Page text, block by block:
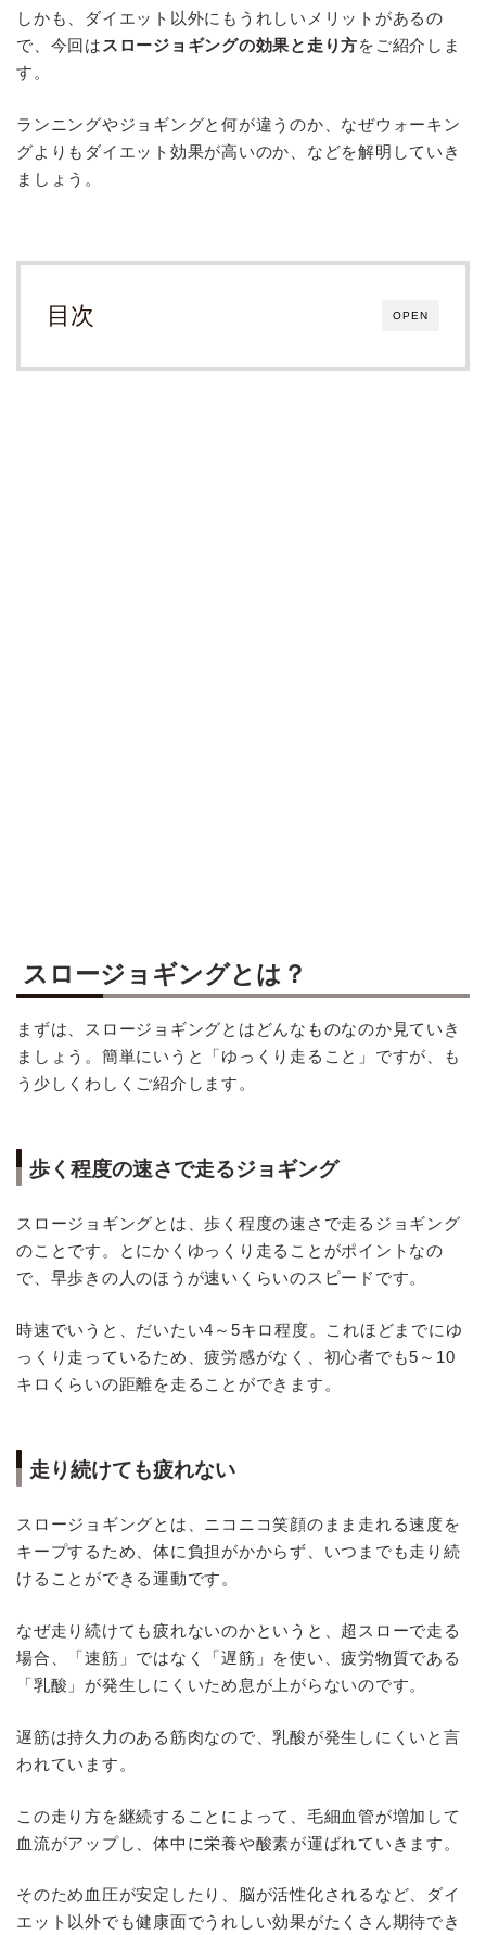
しかも、ダイエット以外にもうれしいメリットがあるの
で、今回は スロージョギングの効果と走り方をご紹介しま
す。
ランニングやジョギングと何が違うのか、なぜウォーキン
グよりもダイエット効果が高いのか、などを解明していき
ましょう。
OPEN
目次
スロージョギングとは？
まずは、スロージョギングとはどんなものなのか見ていき
ましょう。簡単にいうと「ゆっくり走ること」ですが、も
う少しくわしくご紹介します。
歩く程度の速さで走るジョギング
スロージョギングとは、歩く程度の速さで走るジョギング
のことです。とにかくゆっくり走ることがポイントなの
で、早歩きの人のほうが速いくらいのスピードです。
時速でいうと、だいたい4～5キロ程度。これほどまでにゆ
っくり走っているため、疲労感がなく、初心者でも5～10
キロくらいの距離を走ることができます。
走り続けても疲れない
スロージョギングとは、ニコニコ笑顔のまま走れる速度を
キープするため、体に負担がかからず、いつまでも走り続
けることができる運動です。
なぜ走り続けても疲れないのかというと、超スローで走る
場合、「速筋」ではなく「遅筋」を使い、疲労物質である
「乳酸」が発生しにくいため息が上がらないのです。
遅筋は持久力のある筋肉なので、乳酸が発生しにくいと言
われています。
この走り方を継続することによって、毛細血管が増加して
血流がアップし、体中に栄養や酸素が運ばれていきます。
そのため血圧が安定したり、脳が活性化されるなど、ダイ
エット以外でも健康面でうれしい効果がたくさん期待でき